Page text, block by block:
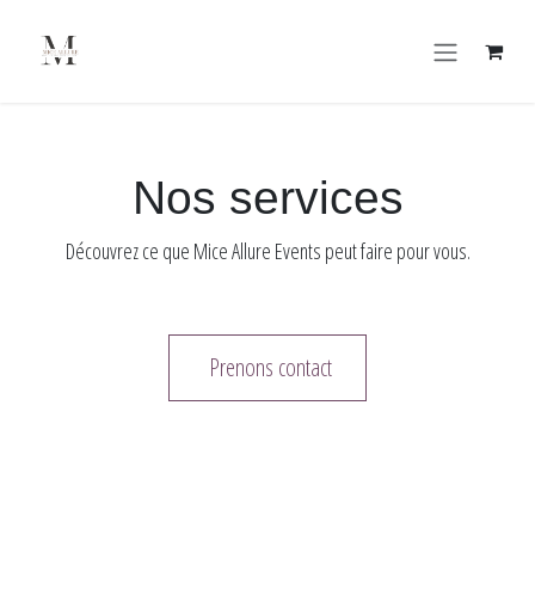
Nos services
Découvrez ce que Mice Allure Events peut faire pour vous.
Prenons contact